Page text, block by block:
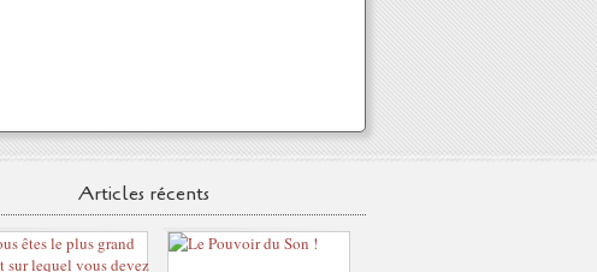
Articles récents